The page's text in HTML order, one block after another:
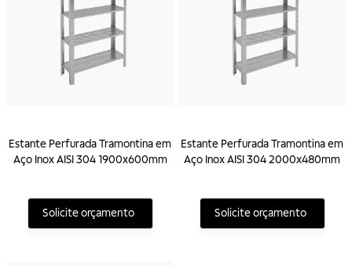
Estante Perfurada Tramontina em
Aço Inox AISI 304 1900x600mm
Solicite orçamento
Estante Perfurada Tramontina em
Aço Inox AISI 304 2000x480mm
Solicite orçamento